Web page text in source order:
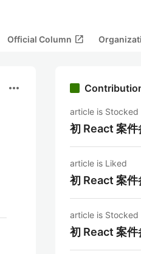
Official Column open_in_new
more_horiz
article is Stocked
初 React 案件
article is Liked
初 React 案件
article is Stocked
初 React 案件